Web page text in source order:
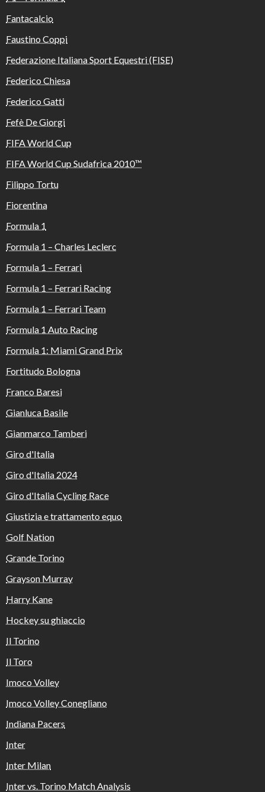
Fantacalcio
Faustino Coppi
Federazione Italiana Sport Equestri (FISE)
Federico Chiesa
Federico Gatti
Fefè De Giorgi
FIFA World Cup
FIFA World Cup Sudafrica 2010™️
Filippo Tortu
Fiorentina
Formula 1
Formula 1 – Charles Leclerc
Formula 1 – Ferrari
Formula 1 – Ferrari Racing
Formula 1 – Ferrari Team
Formula 1 Auto Racing
Formula 1: Miami Grand Prix
Fortitudo Bologna
Franco Baresi
Gianluca Basile
Gianmarco Tamberi
Giro d'Italia
Giro d'Italia 2024
Giro d'Italia Cycling Race
Giustizia e trattamento equo
Golf Nation
Grande Torino
Grayson Murray
Harry Kane
Hockey su ghiaccio
Il Torino
Il Toro
Imoco Volley
Imoco Volley Conegliano
Indiana Pacers
Inter
Inter Milan
Inter vs. Torino Match Analysis